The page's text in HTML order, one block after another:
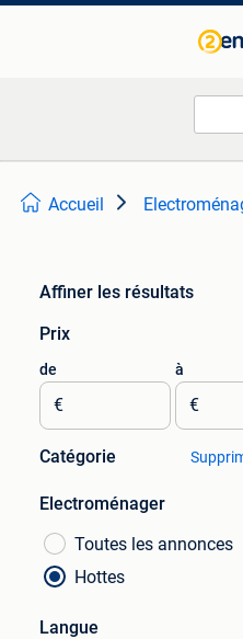
Accueil
Affiner les résultats
Prix
de
€
à
€
Catégorie
Electroménager
Toutes les annonces
Hottes
Langue